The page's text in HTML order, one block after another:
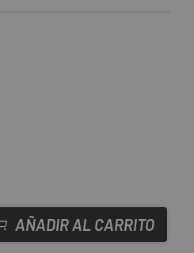
AÑADIR AL CARRITO